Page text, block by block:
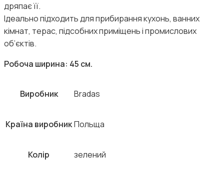
дряпає її.
Ідеально підходить для прибирання кухонь, ванних
кімнат, терас, підсобних приміщень і промислових
об’єктів.
Робоча ширина: 45 см.
Виробник Bradas
Країна виробникПольща
Колір зелений